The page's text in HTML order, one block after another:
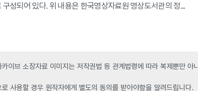
구성되어 있다. 위 내용은 한국영상자료원 영상도서관의 정...
이브 소장자료 이미지는 저작권법 등 관계법령에 따라 복제뿐만
사용할 경우 원작자에게 별도의 동의를 받아야함을 알려드립니다.